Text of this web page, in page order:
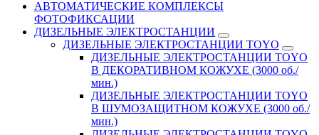
АВТОМАТИЧЕСКИЕ КОМПЛЕКСЫ
ФОТОФИКСАЦИИ
ДИЗЕЛЬНЫЕ ЭЛЕКТРОСТАНЦИИ
ДИЗЕЛЬНЫЕ ЭЛЕКТРОСТАНЦИИ TOYO
ДИЗЕЛЬНЫЕ ЭЛЕКТРОСТАНЦИИ TOYO
В ДЕКОРАТИВНОМ КОЖУХЕ (3000 об./
мин.)
ДИЗЕЛЬНЫЕ ЭЛЕКТРОСТАНЦИИ TOYO
В ШУМОЗАЩИТНОМ КОЖУХЕ (3000 об./
мин.)